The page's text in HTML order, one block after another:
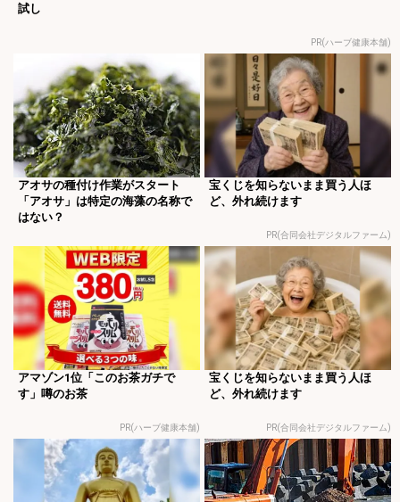
試し
PR(ハーブ健康本舗)
アオサの種付け作業がスタート
「アオサ」は特定の海藻の名称で
はない？
宝くじを知らないまま買う人ほ
ど、外れ続けます
PR(合同会社デジタルファーム)
アマゾン1位「このお茶ガチで
す」噂のお茶
PR(ハーブ健康本舗)
宝くじを知らないまま買う人ほ
ど、外れ続けます
PR(合同会社デジタルファーム)